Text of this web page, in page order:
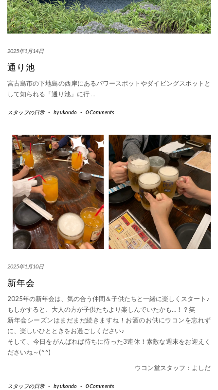
2025年1月14日
通り池
宮古島市の下地島の西岸にあるパワースポットやダイビングスポットと
して知られる「通り池」に行…
スタッフの日常 - byukondo - 0 Comments
2025年1月10日
新年会
2025年の新年会は、気の合う仲間＆子供たちと一緒に楽しくスタート♪
もしかすると、大人の方が子供たちより楽しんでいたかも…！？笑
新年会シーズンはまだまだ続きますね！お酒のお供にウコンを忘れず
に、楽しいひとときをお過ごしください♪
そして、今日をがんばれば待ちに待った3連休！素敵な週末をお迎えく
ださいね～(^^)
ウコン堂スタッフ：よしだ
スタッフの日常 - byukondo - 0 Comments